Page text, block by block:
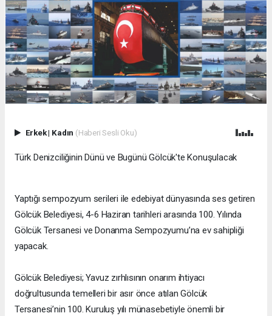
Erkek| Kadın (Haberi Sesli Oku)
Türk Denizciliğinin Dünü ve Bugünü Gölcük'te Konuşulacak
Yaptığı sempozyum serileri ile edebiyat dünyasında ses getiren
Gölcük Belediyesi, 4-6 Haziran tarihleri arasında 100. Yılında
Gölcük Tersanesi ve Donanma Sempozyumu’na ev sahipliği
yapacak.
Gölcük Belediyesi; Yavuz zırhlısının onarım ihtiyacı
doğrultusunda temelleri bir asır önce atılan Gölcük
Tersanesi’nin 100. Kuruluş yılı münasebetiyle önemli bir